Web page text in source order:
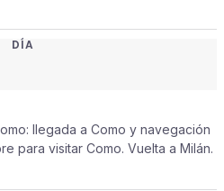
DÍA
llegada a Como y navegación
para visitar Como. Vuelta a Milán.